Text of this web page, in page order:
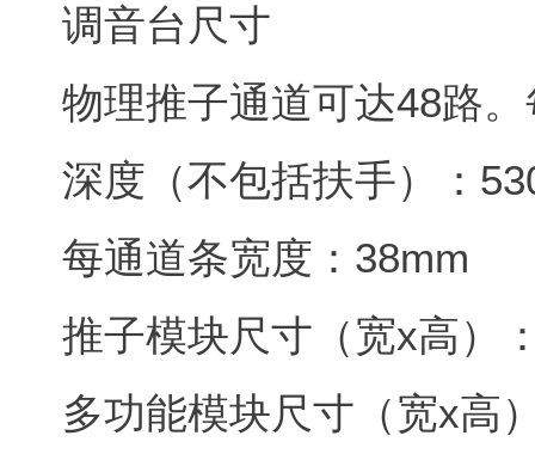
调音台尺寸
物理推子通道可达48路
深度（不包括扶手）：
每通道条宽度：38mm
推子模块尺寸（宽x高）
多功能模块尺寸（宽x高